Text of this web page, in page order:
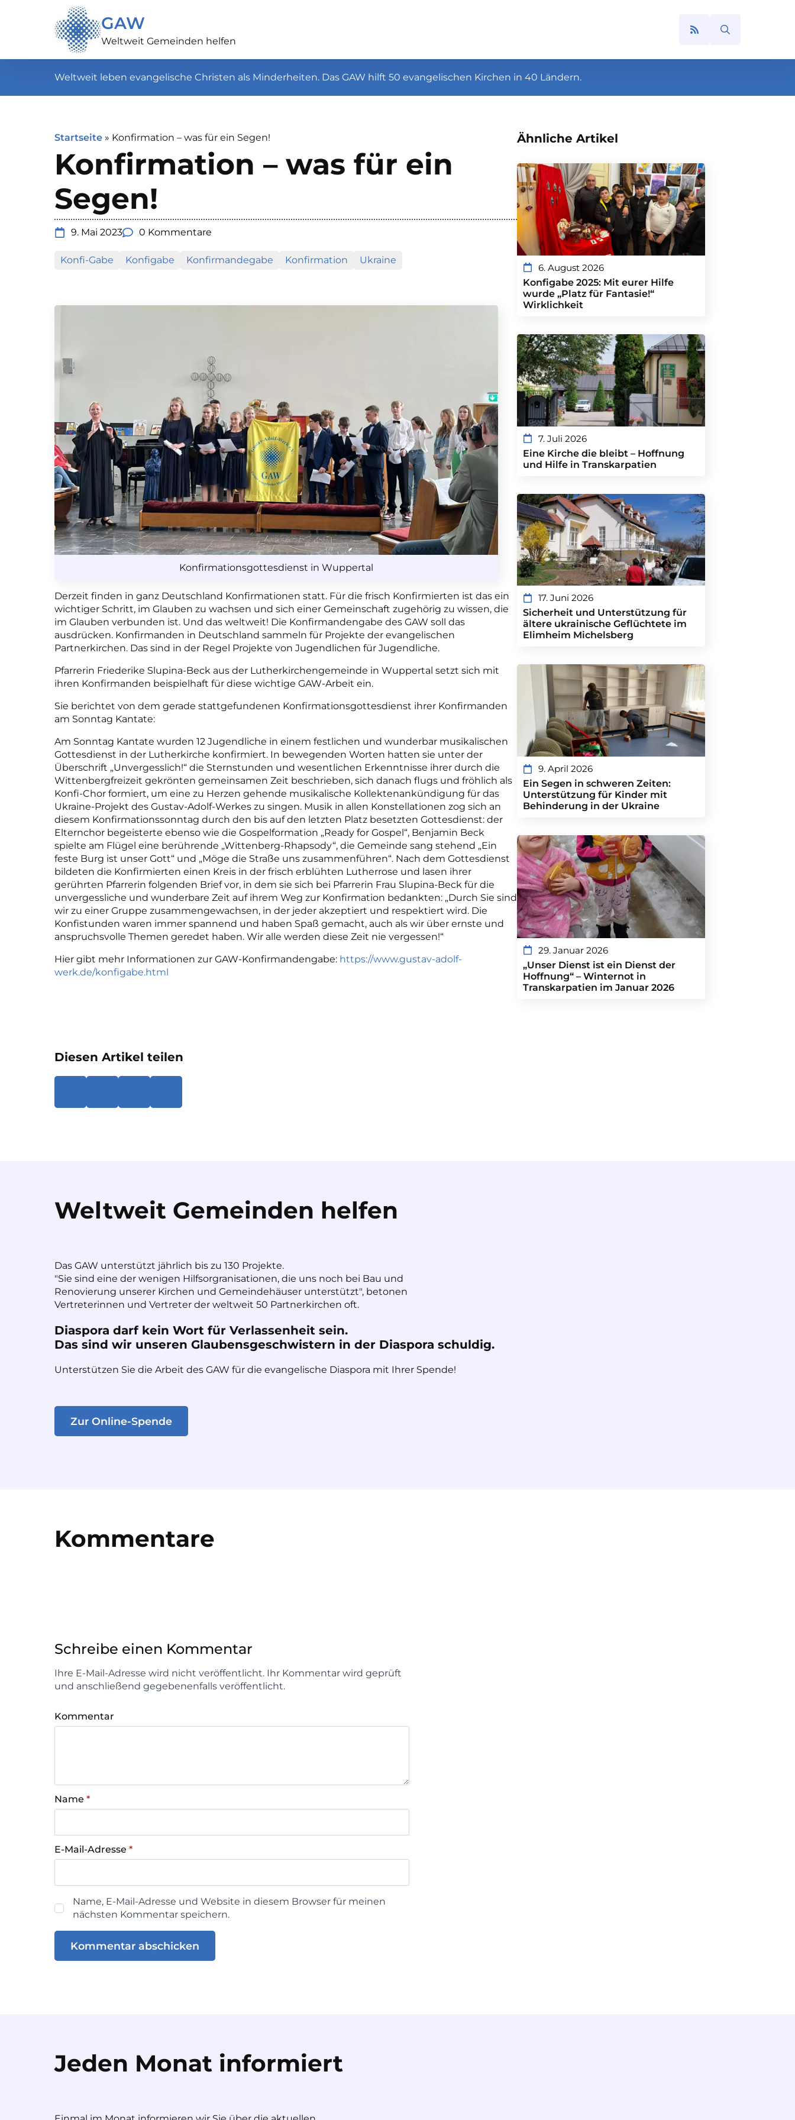
GAW
Weltweit Gemeinden helfen
Weltweit leben evangelische Christen als Minderheiten. Das GAW hilft 50 evangelischen Kirchen in 40 Ländern.
Startseite » Konfirmation – was für ein Segen!
Konfirmation – was für ein
Segen!
9. Mai 2023 0 Kommentare
Konfi-Gabe Konfigabe Konfirmandegabe Konfirmation Ukraine
Konfirmationsgottesdienst in Wuppertal
Derzeit finden in ganz Deutschland Konfirmationen statt. Für die frisch Konfirmierten ist das ein
wichtiger Schritt, im Glauben zu wachsen und sich einer Gemeinschaft zugehörig zu wissen, die
im Glauben verbunden ist. Und das weltweit! Die Konfirmandengabe des GAW soll das
ausdrücken. Konfirmanden in Deutschland sammeln für Projekte der evangelischen
Partnerkirchen. Das sind in der Regel Projekte von Jugendlichen für Jugendliche.
Pfarrerin Friederike Slupina-Beck aus der Lutherkirchengemeinde in Wuppertal setzt sich mit
ihren Konfirmanden beispielhaft für diese wichtige GAW-Arbeit ein.
Sie berichtet von dem gerade stattgefundenen Konfirmationsgottesdienst ihrer Konfirmanden
am Sonntag Kantate:
Am Sonntag Kantate wurden 12 Jugendliche in einem festlichen und wunderbar musikalischen
Gottesdienst in der Lutherkirche konfirmiert. In bewegenden Worten hatten sie unter der
Überschrift „Unvergesslich!“ die Sternstunden und wesentlichen Erkenntnisse ihrer durch die
Wittenbergfreizeit gekrönten gemeinsamen Zeit beschrieben, sich danach flugs und fröhlich als
Konfi-Chor formiert, um eine zu Herzen gehende musikalische Kollektenankündigung für das
Ukraine-Projekt des Gustav-Adolf-Werkes zu singen. Musik in allen Konstellationen zog sich an
diesem Konfirmationssonntag durch den bis auf den letzten Platz besetzten Gottesdienst: der
Elternchor begeisterte ebenso wie die Gospelformation „Ready for Gospel“, Benjamin Beck
spielte am Flügel eine berührende „Wittenberg-Rhapsody“, die Gemeinde sang stehend „Ein
feste Burg ist unser Gott“ und „Möge die Straße uns zusammenführen“. Nach dem Gottesdienst
bildeten die Konfirmierten einen Kreis in der frisch erblühten Lutherrose und lasen ihrer
gerührten Pfarrerin folgenden Brief vor, in dem sie sich bei Pfarrerin Frau Slupina-Beck für die
unvergessliche und wunderbare Zeit auf ihrem Weg zur Konfirmation bedankten: „Durch Sie sind
wir zu einer Gruppe zusammengewachsen, in der jeder akzeptiert und respektiert wird. Die
Konfistunden waren immer spannend und haben Spaß gemacht, auch als wir über ernste und
anspruchsvolle Themen geredet haben. Wir alle werden diese Zeit nie vergessen!“
Hier gibt mehr Informationen zur GAW-Konfirmandengabe: https://www.gustav-adolf-
werk.de/konfigabe.html
Diesen Artikel teilen
Ähnliche Artikel
6. August 2026
Konfigabe 2025: Mit eurer Hilfe
wurde „Platz für Fantasie!“
Wirklichkeit
7. Juli 2026
Eine Kirche die bleibt – Hoffnung
und Hilfe in Transkarpatien
17. Juni 2026
Sicherheit und Unterstützung für
ältere ukrainische Geflüchtete im
Elimheim Michelsberg
9. April 2026
Ein Segen in schweren Zeiten:
Unterstützung für Kinder mit
Behinderung in der Ukraine
29. Januar 2026
„Unser Dienst ist ein Dienst der
Hoffnung“ – Winternot in
Transkarpatien im Januar 2026
Weltweit Gemeinden helfen
Das GAW unterstützt jährlich bis zu 130 Projekte.
"Sie sind eine der wenigen Hilfsorgranisationen, die uns noch bei Bau und
Renovierung unserer Kirchen und Gemeindehäuser unterstützt", betonen
Vertreterinnen und Vertreter der weltweit 50 Partnerkirchen oft.
Diaspora darf kein Wort für Verlassenheit sein.
Das sind wir unseren Glaubensgeschwistern in der Diaspora schuldig.
Unterstützen Sie die Arbeit des GAW für die evangelische Diaspora mit Ihrer Spende!
Zur Online-Spende
Kommentare
Schreibe einen Kommentar
Ihre E-Mail-Adresse wird nicht veröffentlicht. Ihr Kommentar wird geprüft
und anschließend gegebenenfalls veröffentlicht.
Kommentar
Name *
E-Mail-Adresse *
Name, E-Mail-Adresse und Website in diesem Browser für meinen
nächsten Kommentar speichern.
Jeden Monat informiert